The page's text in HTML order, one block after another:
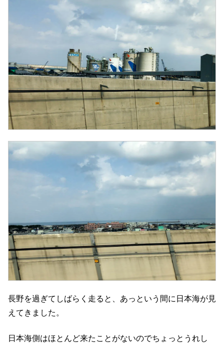
長野を過ぎてしばらく走ると、あっという間に日本海が見
えてきました。
日本海側はほとんど来たことがないのでちょっとうれし